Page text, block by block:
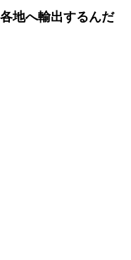
地へ輸出するんだ